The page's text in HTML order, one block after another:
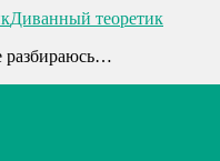
Диванный теоретик
разбираюсь…